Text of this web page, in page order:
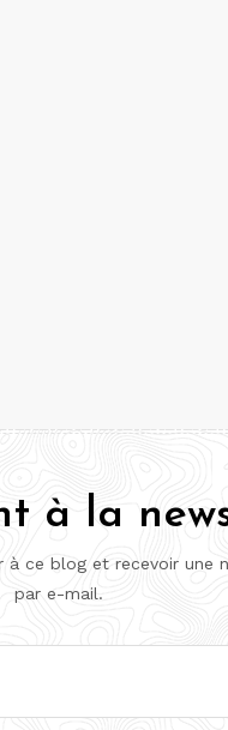
à la
à ce blog et recevoir une
par e-mail.